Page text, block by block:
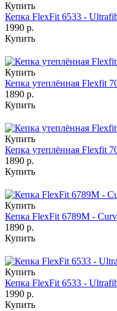
Купить
Кепка FlexFit 6533 -
1990 р.
Купить
Купить
Кепка утеплённая Flexfit
1890 р.
Купить
Купить
Кепка утеплённая Flexfit
1890 р.
Купить
Купить
Кепка FlexFit 6789M -
1890 р.
Купить
Купить
Кепка FlexFit 6533 -
1990 р.
Купить